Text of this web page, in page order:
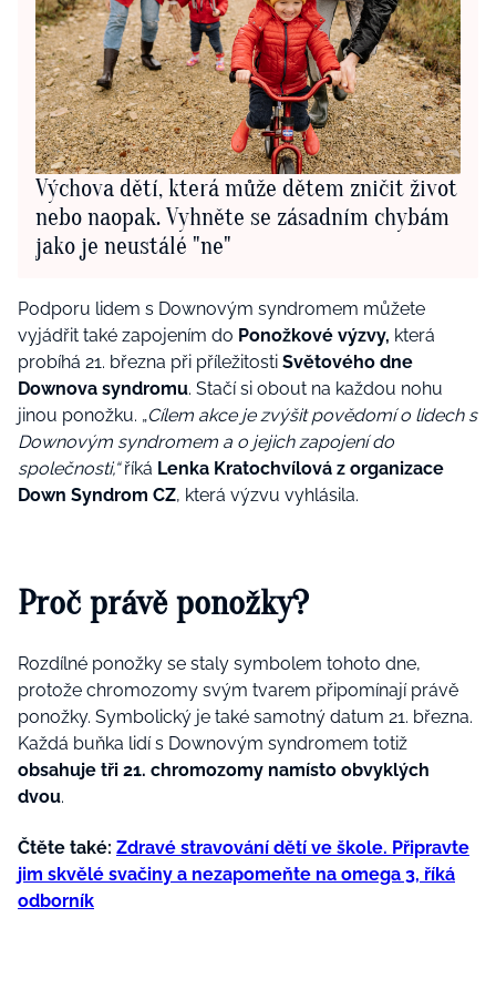
Výchova dětí, která může dětem zničit život
nebo naopak. Vyhněte se zásadním chybám
jako je neustálé "ne"
Podporu lidem s Downovým syndromem můžete
vyjádřit také zapojením do Ponožkové výzvy, která
probíhá 21. března při příležitosti Světového dne
Downova syndromu. Stačí si obout na každou nohu
jinou ponožku. „Cílem akce je zvýšit povědomí o lidech s
Downovým syndromem a o jejich zapojení do
společnosti,“říká Lenka Kratochvílová z organizace
Down Syndrom CZ, která výzvu vyhlásila.
Proč právě ponožky?
Rozdílné ponožky se staly symbolem tohoto dne,
protože chromozomy svým tvarem připomínají právě
ponožky. Symbolický je také samotný datum 21. března.
Každá buňka lidí s Downovým syndromem totiž
obsahuje tři 21. chromozomy namísto obvyklých
dvou.
Čtěte také: Zdravé stravování dětí ve škole. Připravte
jim skvělé svačiny a nezapomeňte na omega 3, říká
odborník